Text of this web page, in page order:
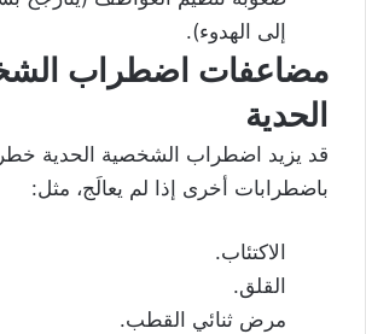
إلى الهدوء).
مضاعفات اضطراب
الحدية
قد يزيد اضطراب الشخصية الحدية خطر
باضطرابات أخرى إذا لم يعالَج، مثل:
الاكتئاب.
القلق.
مرض ثنائي القطب.